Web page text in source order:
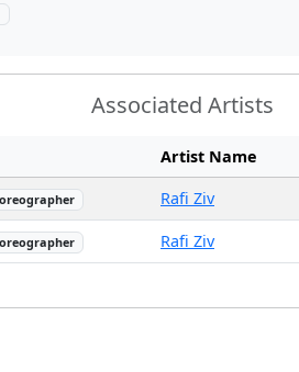
Associated Artists
Artist Name
Rafi Ziv
Rafi Ziv